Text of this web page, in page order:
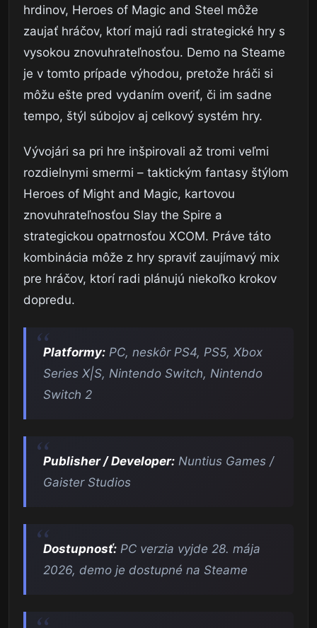
hrdinov, Heroes of Magic and Steel môže
zaujať hráčov, ktorí majú radi strategické hry s
vysokou znovuhrateľnosťou. Demo na Steame
je v tomto prípade výhodou, pretože hráči si
môžu ešte pred vydaním overiť, či im sadne
tempo, štýl súbojov aj celkový systém hry.
Vývojári sa pri hre inšpirovali až tromi veľmi
rozdielnymi smermi – taktickým fantasy štýlom
Heroes of Might and Magic, kartovou
znovuhrateľnosťou Slay the Spire a
strategickou opatrnosťou XCOM. Práve táto
kombinácia môže z hry spraviť zaujímavý mix
pre hráčov, ktorí radi plánujú niekoľko krokov
dopredu.
Platformy: PC, neskôr PS4, PS5, Xbox
Series X|S, Nintendo Switch, Nintendo
Switch 2
Publisher / Developer: Nuntius Games /
Gaister Studios
Dostupnosť: PC verzia vyjde 28. mája
2026, demo je dostupné na Steame